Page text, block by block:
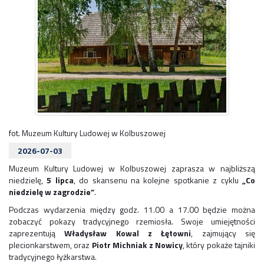
fot. Muzeum Kultury Ludowej w Kolbuszowej
2026-07-03
Muzeum Kultury Ludowej w Kolbuszowej zaprasza w najbliższą
niedzielę,5 lipca, do skansenu na kolejne spotkanie z cyklu„Co
niedzielę w zagrodzie”.
Podczas wydarzenia między godz. 11.00 a 17.00 będzie można
zobaczyć pokazy tradycyjnego rzemiosła. Swoje umiejętności
zaprezentująWładysław Kowal z Łętowni, zajmujący się
plecionkarstwem, oraz Piotr Michniak z Nowicy, który pokaże tajniki
tradycyjnego łyżkarstwa.